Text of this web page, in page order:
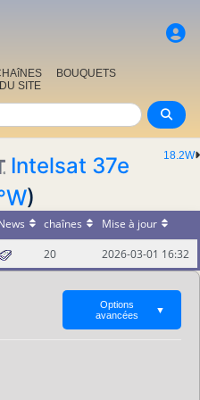
BOUQUETS
SITE
18.2W
Intelsat 37e
)
chaînes
Mise à jour
20 2026-03-01 16:32
Options
avancées
▼